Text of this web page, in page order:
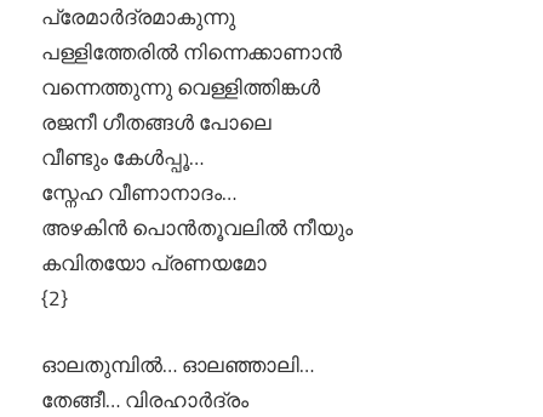
പ്രേമാര്‍ദ്രമാകുന്നു
പള്ളിത്തേരില്‍ നിന്നെക്കാണാന്‍
വന്നെത്തുന്നു വെള്ളിത്തിങ്കള്‍
രജനീ ഗീതങ്ങള്‍ പോലെ
വീണ്ടും കേള്‍പ്പൂ…
സ്നേഹ വീണാനാദം…
അഴകിന്‍ പൊൻതൂവലില്‍ നീയും
കവിതയോ പ്രണയമോ
{2}
ഓലതുമ്പില്‍… ഓലഞ്ഞാലി…
തേങ്ങീ… വിരഹാര്‍ദ്രം